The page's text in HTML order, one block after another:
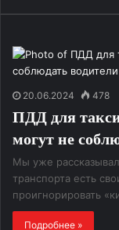
20.06.2024 478
ПДД для
могут не
Мы уже
транспорта есть
проигнорировать
Подробнее »